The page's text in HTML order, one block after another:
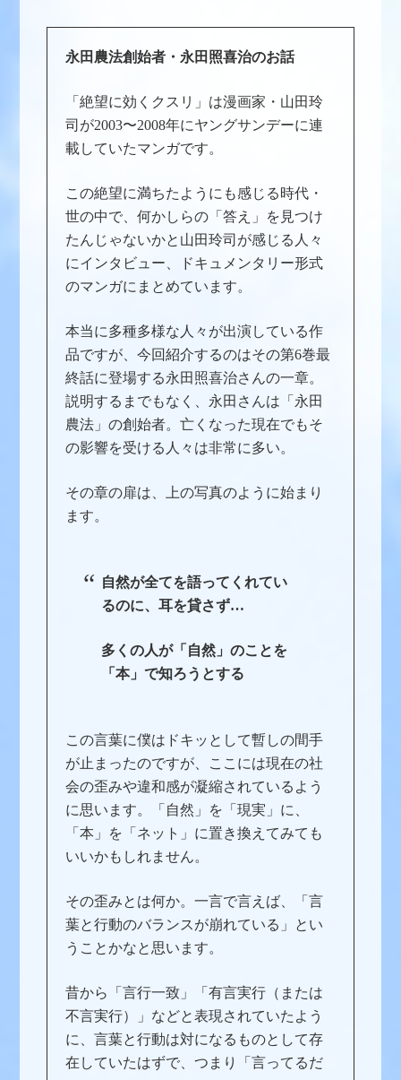
永田農法創始者・永田照喜治のお話
「絶望に効くクスリ」は漫画家・山田玲
司が2003〜2008年にヤングサンデーに連
載していたマンガです。
この絶望に満ちたようにも感じる時代・
世の中で、何かしらの「答え」を見つけ
たんじゃないかと山田玲司が感じる人々
にインタビュー、ドキュメンタリー形式
のマンガにまとめています。
本当に多種多様な人々が出演している作
品ですが、今回紹介するのはその第6巻最
終話に登場する永田照喜治さんの一章。
説明するまでもなく、永田さんは「永田
農法」の創始者。亡くなった現在でもそ
の影響を受ける人々は非常に多い。
その章の扉は、上の写真のように始まり
ます。
自然が全てを語ってくれてい
るのに、耳を貸さず…
多くの人が「自然」のことを
「本」で知ろうとする
この言葉に僕はドキッとして暫しの間手
が止まったのですが、ここには現在の社
会の歪みや違和感が凝縮されているよう
に思います。「自然」を「現実」に、
「本」を「ネット」に置き換えてみても
いいかもしれません。
その歪みとは何か。一言で言えば、「言
葉と行動のバランスが崩れている」とい
うことかなと思います。
昔から「言行一致」「有言実行（または
不言実行）」などと表現されていたよう
に、言葉と行動は対になるものとして存
在していたはずで、つまり「言ってるだ